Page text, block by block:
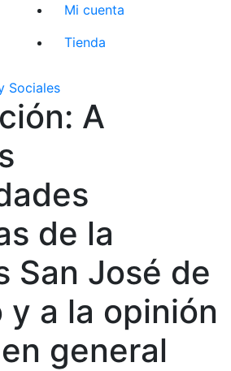
Mi cuenta
Tienda
Sociales
A
de la
San José de
y a la opinión
general